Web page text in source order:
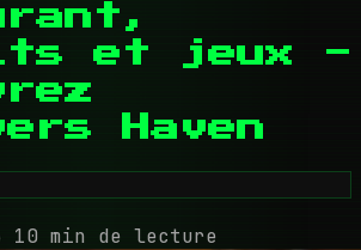
et jeux -
Haven
10 min de lecture